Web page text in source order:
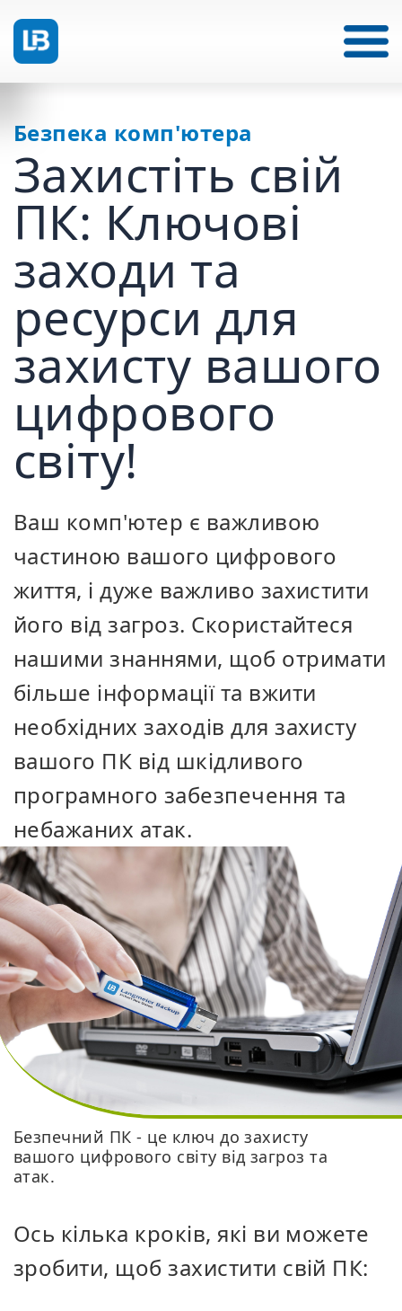
Безпека комп'ютера
Захистіть свій
ПК: Ключові
заходи та
ресурси для
захисту вашого
цифрового
світу!
Ваш комп'ютер є важливою
частиною вашого цифрового
життя, і дуже важливо захистити
його від загроз. Скористайтеся
нашими знаннями, щоб отримати
більше інформації та вжити
необхідних заходів для захисту
вашого ПК від шкідливого
програмного забезпечення та
небажаних атак.
Безпечний ПК - це ключ до захисту
вашого цифрового світу від загроз та
атак.
Ось кілька кроків, які ви можете
зробити, щоб захистити свій ПК: